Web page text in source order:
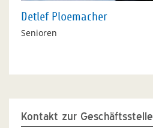
Detlef Ploemacher
Senioren
Kontakt zur Geschäftsstelle